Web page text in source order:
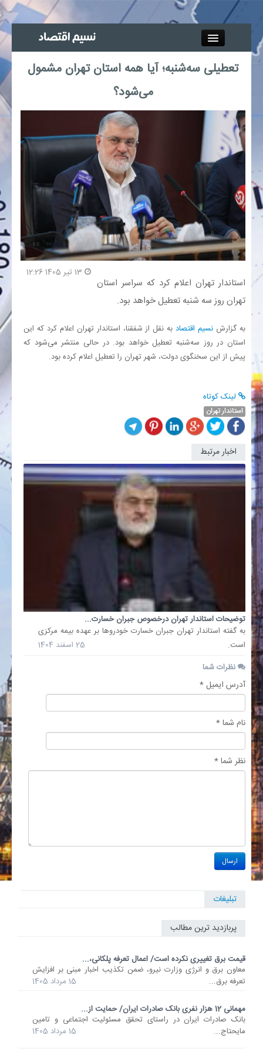
جذب خبرنگار
آگهی استخدام
صنعت معدن و تجارت
بیمه و بورس
اقتصاد
تعطیلی سه‌شنبه؛ آیا همه استان تهران مشمول
می‌شود؟
استاندار تهران اعلام کرد که سراسر استان
تهران روز سه شنبه تعطیل خواهد بود.
به گزارش نسیم اقتصادبه نقل از شفقنا، استاندار تهران اعلام کرد که این
استان در روز سه‌شنبه تعطیل خواهد بود. در حالی منتشر می‌شود که
پیش از این سخنگوی دولت، شهر تهران را تعطیل اعلام کرده بود.
لینک کوتاه
استاندار تهران
اخبار مرتبط
توضیحات استاندار تهران درخصوص جبران خسارت...
به گفته استاندار تهران جبران خسارت خودروها بر عهده بیمه مرکزی
است.
25 اسفند 1404
نظرات شما
آدرس ایمیل *
نام شما *
نظر شما *
تبلیغات
پربازدید ترین مطالب
قیمت برق تغییری نکرده است/ اعمال تعرفه پلکانی،...
معاون برق و انرژی وزارت نیرو، ضمن تکذیب اخبار مبنی بر افزایش
تعرفه برق...
15 مرداد 1405
مهمانی 12 هزار نفری بانک صادرات ایران/ حمایت از...
​بانک صادرات ایران در راستای تحقق مسئولیت اجتماعی و تامین
مایحتاج...
15 مرداد 1405